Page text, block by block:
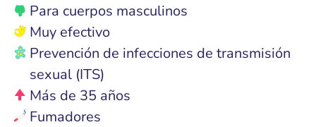
Para cuerpos masculinos
Muy efectivo
Prevención de infecciones de transmisión
sexual (ITS)
Más de 35 años
Fumadores